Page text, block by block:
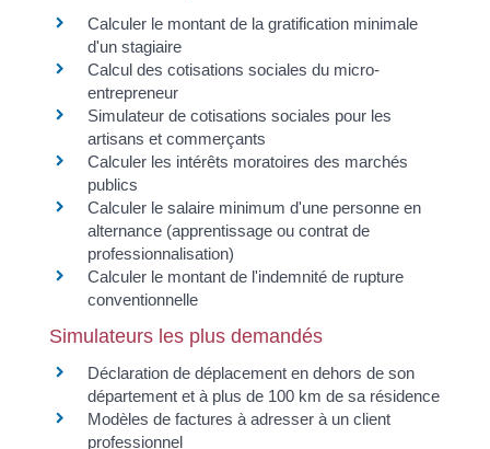
Calculer le montant de la gratification minimale
d'un stagiaire
Calcul des cotisations sociales du micro-
entrepreneur
Simulateur de cotisations sociales pour les
artisans et commerçants
Calculer les intérêts moratoires des marchés
publics
Calculer le salaire minimum d'une personne en
alternance (apprentissage ou contrat de
professionnalisation)
Calculer le montant de l'indemnité de rupture
conventionnelle
Simulateurs les plus demandés
Déclaration de déplacement en dehors de son
département et à plus de 100 km de sa résidence
Modèles de factures à adresser à un client
professionnel